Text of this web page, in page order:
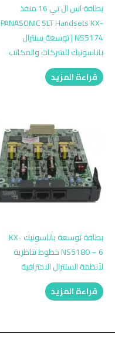
بطاقة اس ال تي 16 منفذ
PANASONIC SLT Handsets KX-
NS5174 | توسعة سنترال
باناسونيك للشركات والمكاتب
قراءة المزيد
بطاقة توسعة باناسونيك KX-
NS5180 – 6 خطوط تناظرية
لأنظمة السنترال الاحترافية
قراءة المزيد